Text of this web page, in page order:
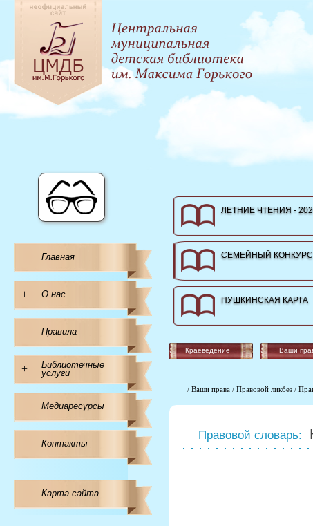
Главная
+ О нас
Правила
+
Библиотечные
услуги
Медиаресурсы
Контакты
Карта сайта
ЛЕТНИЕ ЧТЕНИЯ -
СЕМЕЙНЫЙ КОНКУРС
ПУШКИНСКАЯ КАРТА
Краеведение Ваши
/ Ваши права / Правовой ликбез /
Правовой словарь: